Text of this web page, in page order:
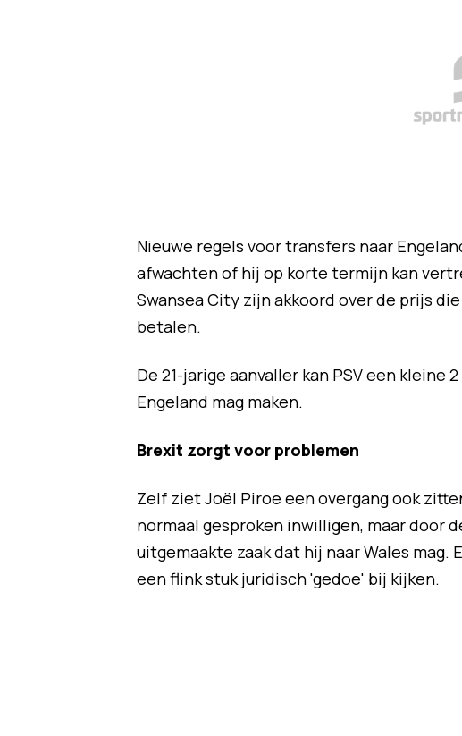
Nieuwe regels voor transfers naar
afwachten of hij op korte termijn kan
Swansea City zijn akkoord over de prijs
betalen.
De 21-jarige aanvaller kan PSV een
Engeland mag maken.
Brexit zorgt voor problemen
Zelf ziet Joël Piroe een overgang ook
normaal gesproken inwilligen, maar door
uitgemaakte zaak dat hij naar Wales mag.
een flink stuk juridisch 'gedoe' bij kijken.